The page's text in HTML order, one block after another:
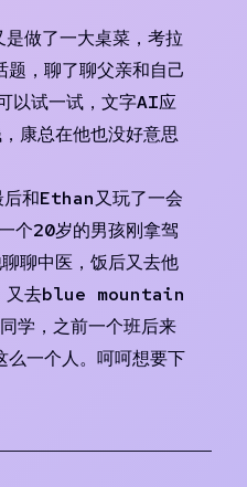
做了一大桌菜，考拉
，聊了聊父亲和自己
以试一试，文字AI应
康总在他也没好意思
后和Ethan又玩了一会
个20岁的男孩刚拿驾
聊中医，饭后又去他
，又去blue mountain
学，之前一个班后来
么一个人。呵呵想要下